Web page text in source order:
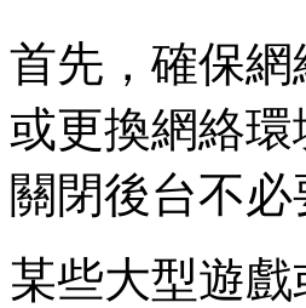
首先，確保
或更換網絡
關閉後台不
某些大型遊